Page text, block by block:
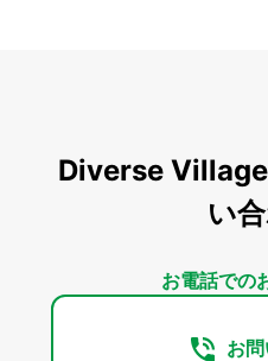
Diverse
い
お電話での
お